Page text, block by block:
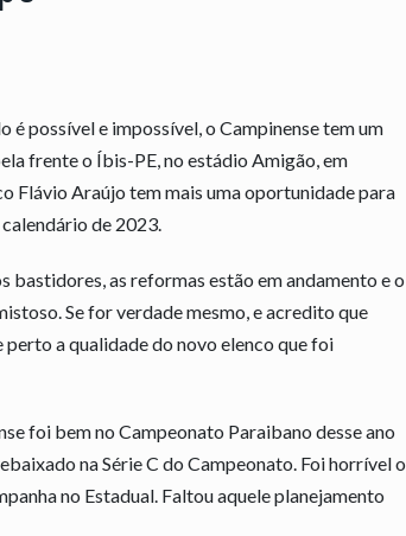
é possível e impossível, o Campinense tem um
frente o Íbis-PE, no estádio Amigão, em
Flávio Araújo tem mais uma oportunidade para
de 2023.
bastidores, as reformas estão em andamento e o
Se for verdade mesmo, e acredito que
a qualidade do novo elenco que foi
foi bem no Campeonato Paraibano desse ano
na Série C do Campeonato. Foi horrível o
no Estadual. Faltou aquele planejamento